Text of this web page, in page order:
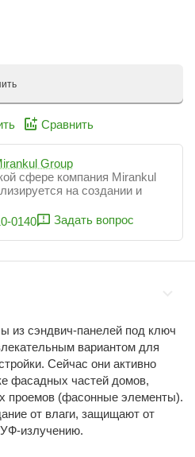
Сравнить
Group
сфере компания Mirankul
на создании и
0140
Задать вопрос
из сэндвич-панелей под ключ
вариантом для
Сейчас они активно
фасадных частей домов,
проемов (фасонные элементы).
от влаги, защищают от
УФ-излучению.